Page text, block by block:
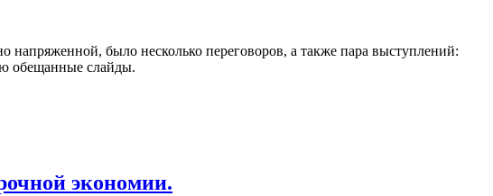
напряженной, было несколько переговоров, а также пара выступлений:
обещанные слайды.
экономии.